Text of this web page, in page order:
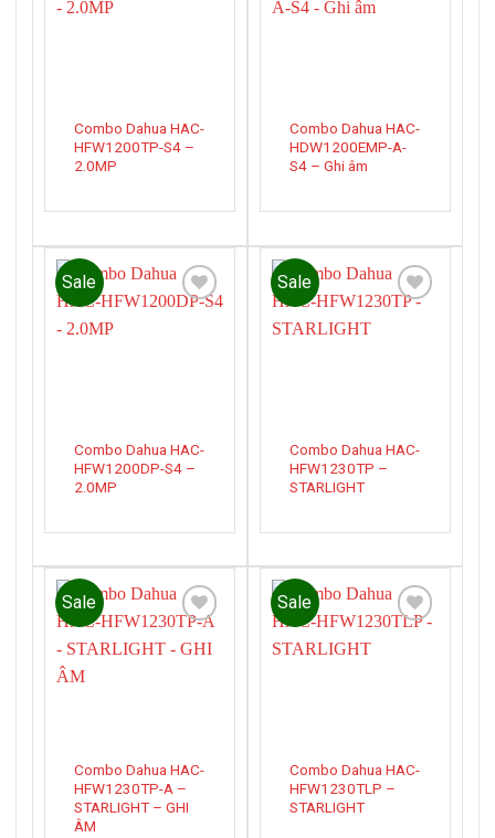
Combo Dahua HAC-
HFW1200TP-S4 –
2.0MP
Combo Dahua HAC-
HDW1200EMP-A-
S4 – Ghi âm
Sale
Combo Dahua HAC-
HFW1200DP-S4 –
2.0MP
Sale
Combo Dahua HAC-
HFW1230TP –
STARLIGHT
Sale
wishlist
Combo Dahua HAC-
HFW1230TP-A –
STARLIGHT – GHI
ÂM
Sale
Combo Dahua HAC-
HFW1230TLP –
STARLIGHT